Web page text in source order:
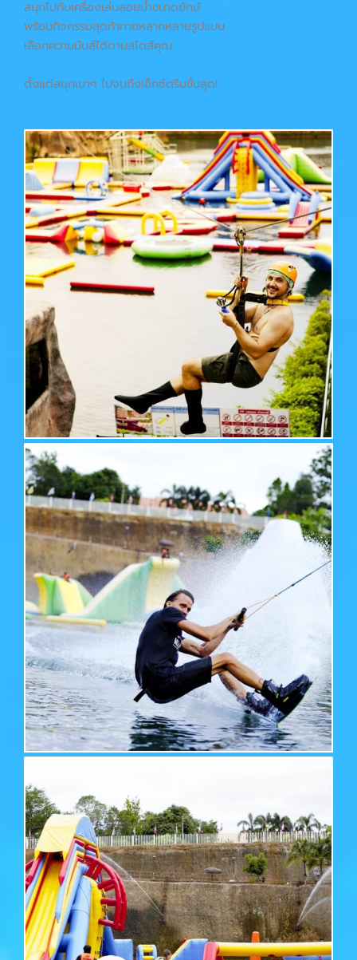
สนุกไปกับเครื่องเล่นลอยน้ำขนาดยักษ์
พร้อมกิจกรรมสุดท้าทายหลากหลายรูปแบบ
เลือกความมันส์ได้ตามสไตส์คุณ
ตั้งแต่สนุกเบาๆ ไปจนถึงเอ็กซ์ตรีมขั้นสุด!